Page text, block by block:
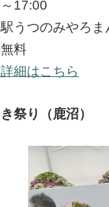
17:00
うつのみやろま
料
細はこちら
祭り（鹿沼）